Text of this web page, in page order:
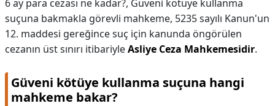
6 ay para cezası ne kadar?, Güveni kötüye kullanma
suçuna bakmakla görevli mahkeme, 5235 sayılı Kanun'un
12. maddesi gereğince suç için kanunda öngörülen
cezanın üst sınırı itibariyleAsliye Ceza Mahkemesidir.
Güveni kötüye kullanma suçuna hangi
mahkeme bakar?